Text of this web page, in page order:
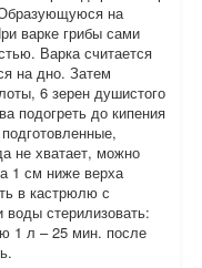
Образующуюся на
варке грибы сами
Варка считается
на дно. Затем
6 зерен душистого
подогреть до кипения
не хватает, можно
1 см ниже верха
в кастрюлю с
воды стерилизовать:
1 л – 25 мин. после